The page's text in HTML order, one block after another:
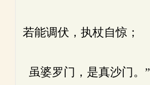
若能调伏，执杖自惊；
虽婆罗门，是真沙门。”